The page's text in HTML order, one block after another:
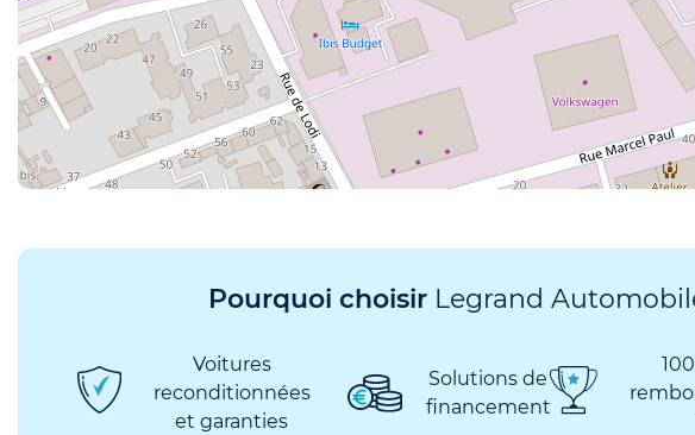
Pourquoi choisirLegrand
Voitures
reconditionnées
et garanties
Solutions de
financement